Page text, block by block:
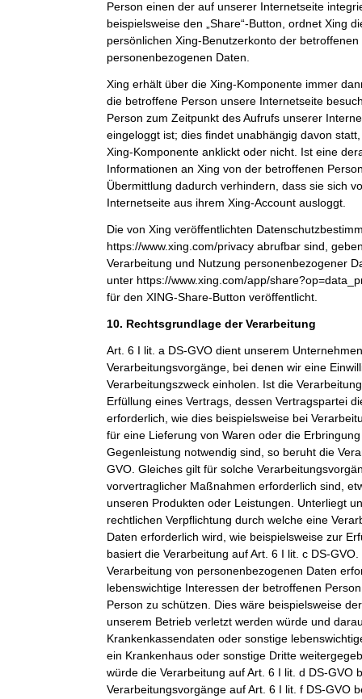
Person einen der auf unserer Internetseite
beispielsweise den „Share“-Button, ordnet Xing
persönlichen Xing-Benutzerkonto der
personenbezogenen Daten.
Xing erhält über die Xing-Komponente immer
die betroffene Person unsere Internetseite
Person zum Zeitpunkt des Aufrufs unserer
eingeloggt ist; dies findet unabhängig davon
Xing-Komponente anklickt oder nicht. Ist eine
Informationen an Xing von der betroffenen
Übermittlung dadurch verhindern, dass sie sich
Internetseite aus ihrem Xing-Account ausloggt.
Die von Xing veröffentlichten
https://www.xing.com/privacy abrufbar sind,
Verarbeitung und Nutzung personenbezogener
unter https://www.xing.com/app/
für den XING-Share-Button veröffentlicht.
10. Rechtsgrundlage der Verarbeitung
Art. 6 I lit. a DS-GVO dient unserem
Verarbeitungsvorgänge, bei denen wir eine
Verarbeitungszweck einholen. Ist die
Erfüllung eines Vertrags, dessen Vertragspartei
erforderlich, wie dies beispielsweise bei
für eine Lieferung von Waren oder die
Gegenleistung notwendig sind, so beruht die
GVO. Gleiches gilt für solche
vorvertraglicher Maßnahmen erforderlich sind,
unseren Produkten oder Leistungen. Unterliegt
rechtlichen Verpflichtung durch welche eine
Daten erforderlich wird, wie beispielsweise zur
basiert die Verarbeitung auf Art. 6 I lit. c DS-
Verarbeitung von personenbezogenen Daten
lebenswichtige Interessen der betroffenen
Person zu schützen. Dies wäre beispielsweise
unserem Betrieb verletzt werden würde und
Krankenkassendaten oder sonstige
ein Krankenhaus oder sonstige Dritte
würde die Verarbeitung auf Art. 6 I lit. d DS-GVO
Verarbeitungsvorgänge auf Art. 6 I lit. f DS-GVO